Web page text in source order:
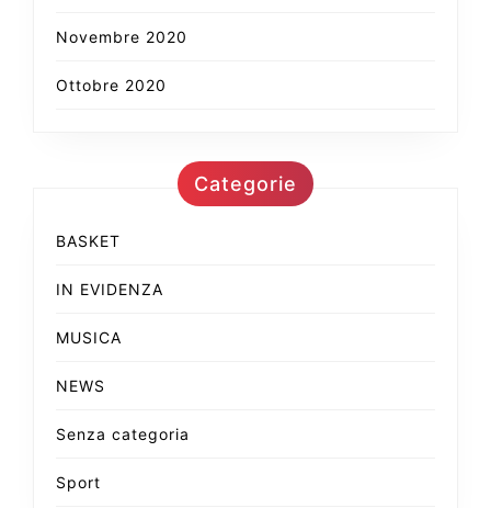
Novembre 2020
Ottobre 2020
Categorie
BASKET
IN EVIDENZA
MUSICA
NEWS
Senza categoria
Sport